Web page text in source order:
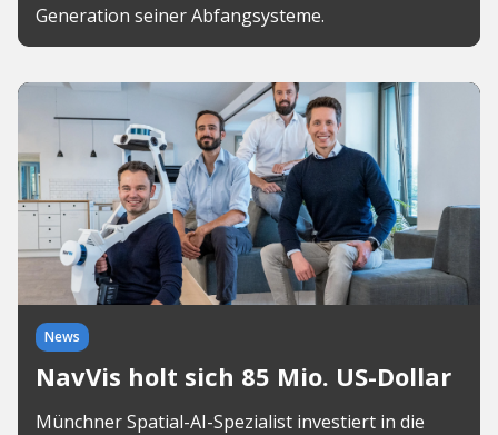
Generation seiner Abfangsysteme.
News
NavVis holt sich 85 Mio. US-Dollar
Münchner Spatial-AI-Spezialist investiert in die